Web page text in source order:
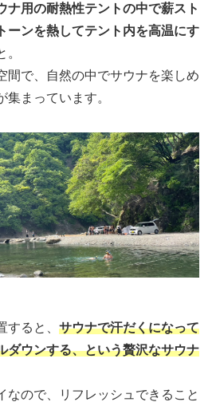
ナ用の耐熱性テントの中で薪スト
ーンを熱してテント内を高温にす
。
間で、自然の中でサウナを楽しめ
集まっています。
すると、 サウナで汗だくになって
ダウンする、という贅沢なサウナ
なので、リフレッシュできること